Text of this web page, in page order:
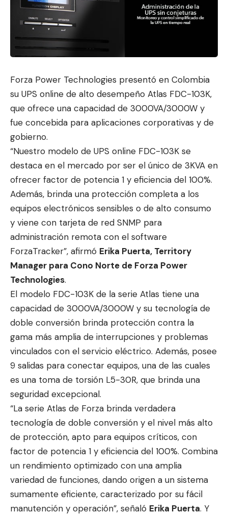
Forza Power Technologies presentó en Colombia
su UPS online de alto desempeño Atlas FDC-103K,
que ofrece una capacidad de 3000VA/3000W y
fue concebida para aplicaciones corporativas y de
gobierno.
“Nuestro modelo de UPS online FDC-103K se
destaca en el mercado por ser el único de 3KVA en
ofrecer factor de potencia 1 y eficiencia del 100%.
Además, brinda una protección completa a los
equipos electrónicos sensibles o de alto consumo
y viene con tarjeta de red SNMP para
administración remota con el software
ForzaTracker”, afirmó Erika Puerta, Territory
Manager para Cono Norte de Forza Power
Technologies.
El modelo FDC-103K de la serie Atlas tiene una
capacidad de 3000VA/3000W y su tecnología de
doble conversión brinda protección contra la
gama más amplia de interrupciones y problemas
vinculados con el servicio eléctrico. Además, posee
9 salidas para conectar equipos, una de las cuales
es una toma de torsión L5-30R, que brinda una
seguridad excepcional.
“La serie Atlas de Forza brinda verdadera
tecnología de doble conversión y el nivel más alto
de protección, apto para equipos críticos, con
factor de potencia 1 y eficiencia del 100%. Combina
un rendimiento optimizado con una amplia
variedad de funciones, dando origen a un sistema
sumamente eficiente, caracterizado por su fácil
manutención y operación”, señaló Erika Puerta. Y